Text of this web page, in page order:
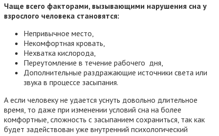
Чаще всего факторами, вызывающими нарушения сна у
взрослого человека становятся:
Непривычное место,
Некомфортная кровать,
Нехватка кислорода,
Переутомление в течение рабочего дня,
Дополнительные раздражающие источники света или
звука в процессе засыпания.
А если человеку не удается уснуть довольно длительное
время, то даже при изменении условий сна на более
комфортные, сложность с засыпанием сохраниться, так как
будет задействован уже внутренний психологический